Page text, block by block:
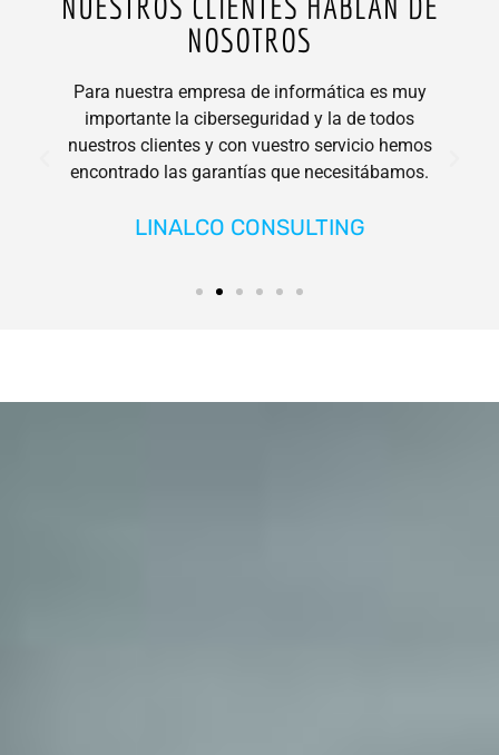
EXPERIENCIA
NOSOTROS
Para nuestra empresa de informática es muy
importante la ciberseguridad y la de todos
nuestros clientes y con vuestro servicio hemos
encontrado las garantías que necesitábamos.
LINALCO CONSULTING